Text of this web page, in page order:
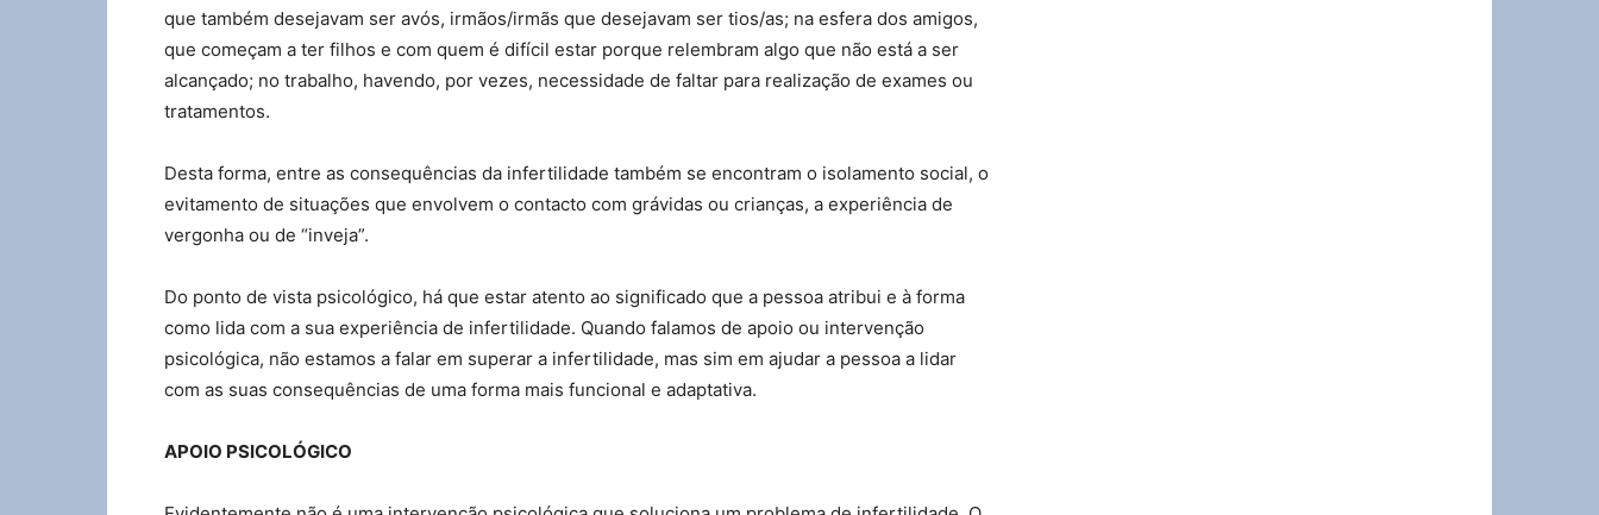
que também desejavam ser avós, irmãos/irmãs que desejavam ser tios/as; na esfera dos amigos,
que começam a ter filhos e com quem é difícil estar porque relembram algo que não está a ser
alcançado; no trabalho, havendo, por vezes, necessidade de faltar para realização de exames ou
tratamentos.
Desta forma, entre as consequências da infertilidade também se encontram o isolamento social, o
evitamento de situações que envolvem o contacto com grávidas ou crianças, a experiência de
vergonha ou de “inveja”.
Do ponto de vista psicológico, há que estar atento ao significado que a pessoa atribui e à forma
como lida com a sua experiência de infertilidade. Quando falamos de apoio ou intervenção
psicológica, não estamos a falar em superar a infertilidade, mas sim em ajudar a pessoa a lidar
com as suas consequências de uma forma mais funcional e adaptativa.
APOIO PSICOLÓGICO